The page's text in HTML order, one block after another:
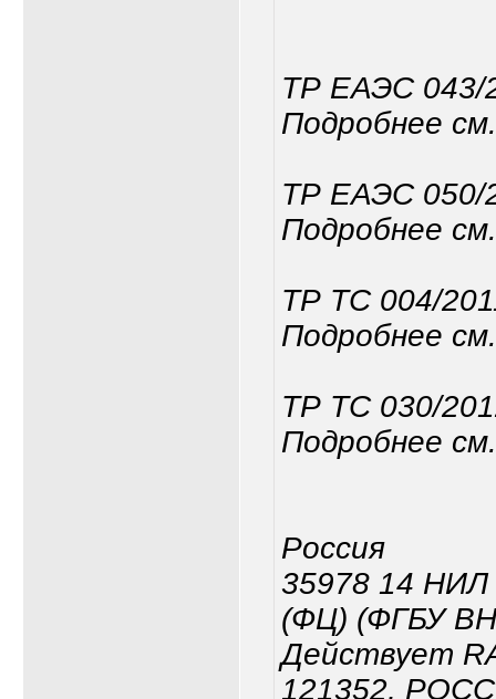
ТР ЕАЭС 043/
Подробнее
ТР ЕАЭС 050/
Подробнее
ТР ТС 004/
Подробнее
ТР ТС 030/
Подробнее
Россия
35978 14
(ФЦ) (ФГБУ
Действует
121352,